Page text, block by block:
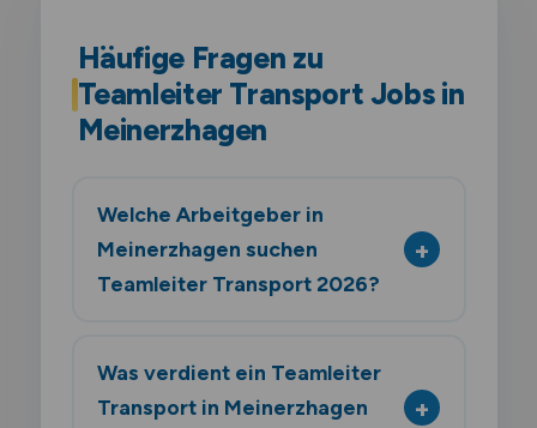
Häufige Fragen zu
Teamleiter Transport Jobs in
Meinerzhagen
Welche Arbeitgeber in
Meinerzhagen suchen
Teamleiter Transport 2026?
Was verdient ein Teamleiter
Transport in Meinerzhagen